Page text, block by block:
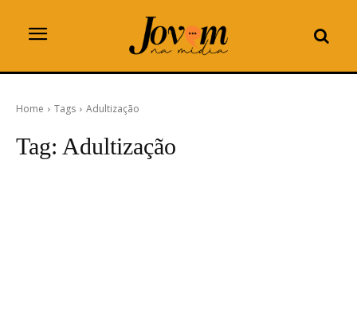
Home Tags Adultização
Tag: Adultização